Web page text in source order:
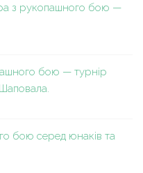
з рукопашного бою —
бою — турнір
бою серед юнаків та